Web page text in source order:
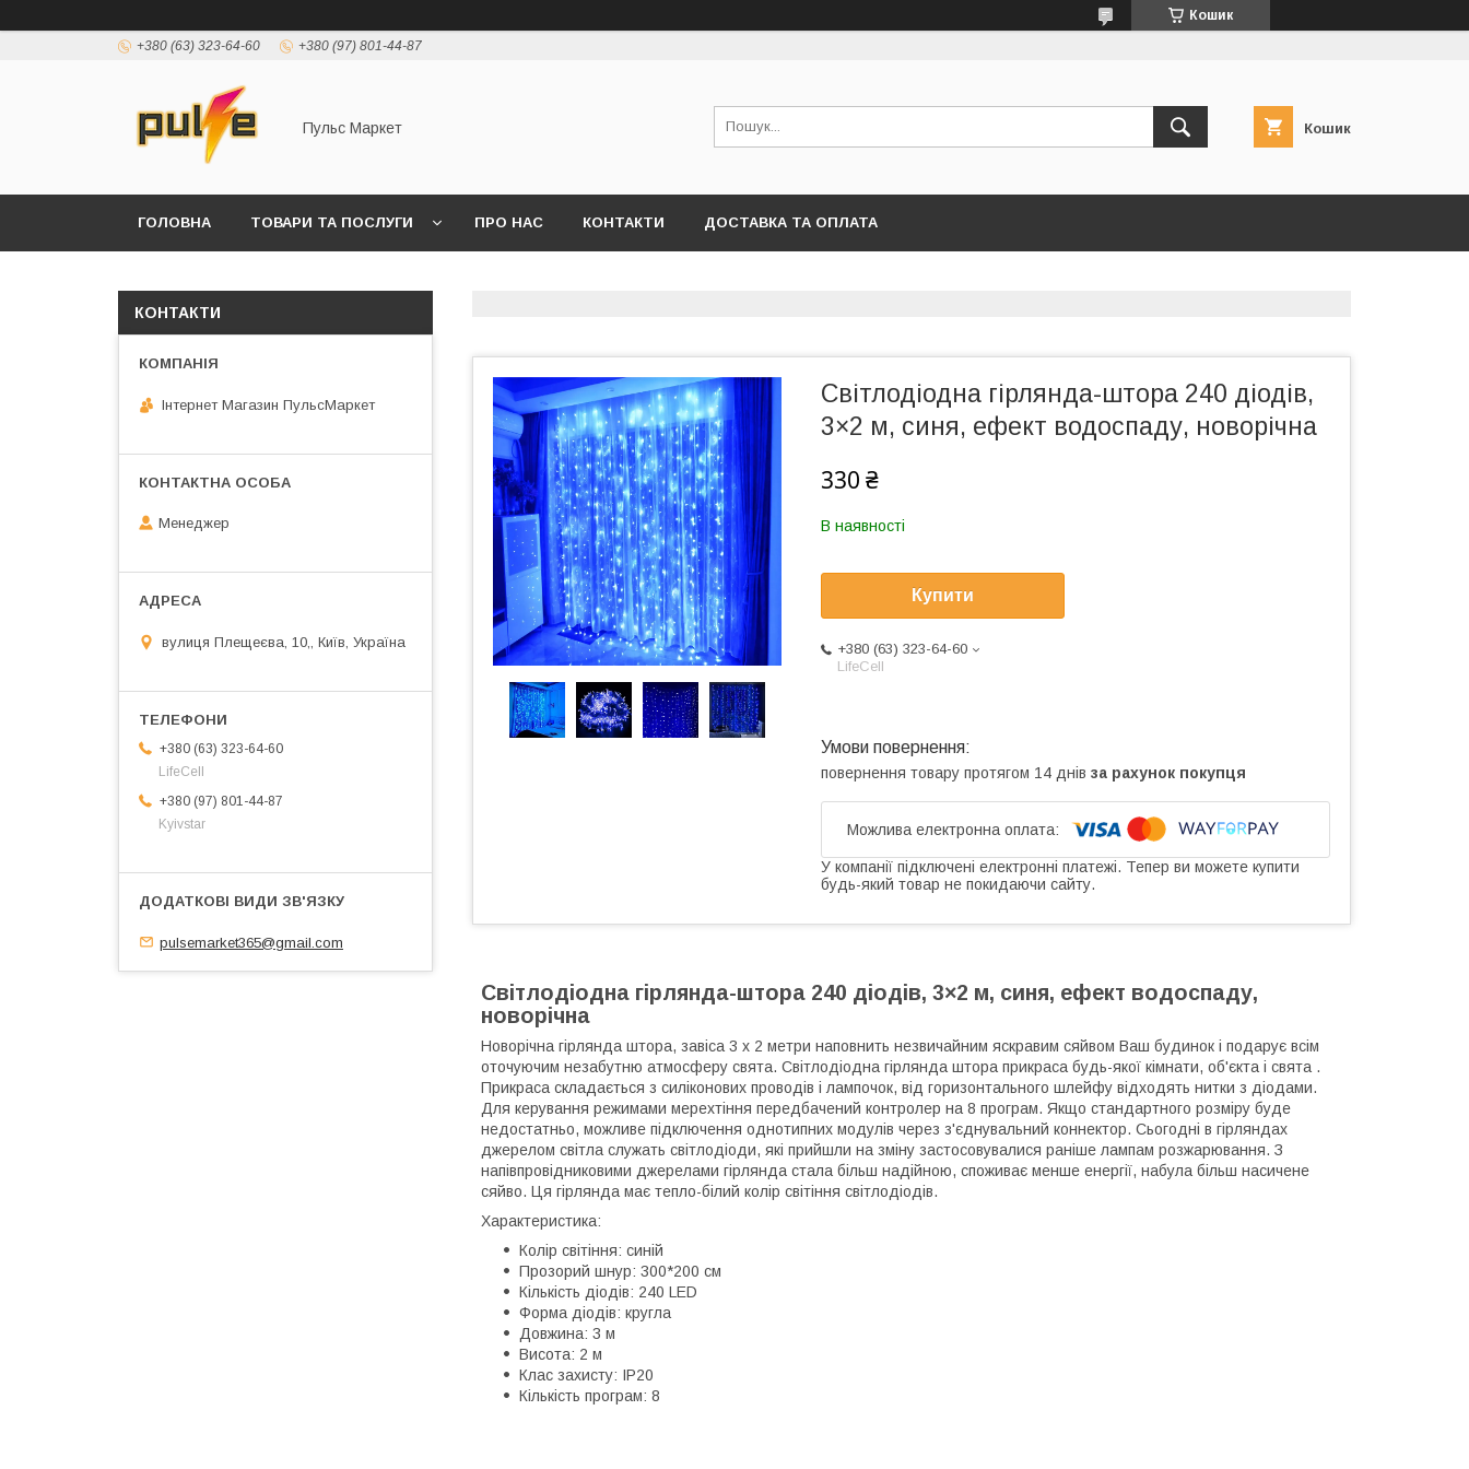
Кошик
+380 (63) 323-64-60 +380 (97) 801-44-87
Пульс Маркет Кошик
ГОЛОВНА ТОВАРИ ТА ПОСЛУГИ ПРО НАС КОНТАКТИ ДОСТАВКА ТА ОПЛАТА
Світлодіодна гірлянда-штора 240 діодів,
3×2 м, синя, ефект водоспаду, новорічна
330 ₴
В наявності
Купити
+380 (63) 323-64-60
LifeCell
повернення товару протягом 14 днів за рахунок покупця
У компанії підключені електронні платежі. Тепер ви можете купити
будь-який товар не покидаючи сайту.
Світлодіодна гірлянда-штора 240 діодів, 3×2 м, синя, ефект водоспаду,
новорічна
Новорічна гірлянда штора, завіса 3 х 2 метри наповнить незвичайним яскравим сяйвом Ваш будинок і подарує всім
оточуючим незабутню атмосферу свята. Світлодіодна гірлянда штора прикраса будь-якої кімнати, об'єкта і свята .
Прикраса складається з силіконових проводів і лампочок, від горизонтального шлейфу відходять нитки з діодами.
Для керування режимами мерехтіння передбачений контролер на 8 програм. Якщо стандартного розміру буде
недостатньо, можливе підключення однотипних модулів через з'єднувальний коннектор. Сьогодні в гірляндах
джерелом світла служать світлодіоди, які прийшли на зміну застосовувалися раніше лампам розжарювання. З
напівпровідниковими джерелами гірлянда стала більш надійною, споживає менше енергії, набула більш насичене
сяйво. Ця гірлянда має тепло-білий колір світіння світлодіодів.
Характеристика:
Колір світіння: синій
Прозорий шнур: 300*200 см
Кількість діодів: 240 LED
Форма діодів: кругла
Довжина: 3 м
Висота: 2 м
Клас захисту: IP20
Кількість програм: 8
КОНТАКТИ
Інтернет Магазин ПульсМаркет
Менеджер
вулиця Плещеєва, 10,, Київ, Україна
+380 (63) 323-64-60
LifeCell
+380 (97) 801-44-87
Kyivstar
pulsemarket365@gmail.com